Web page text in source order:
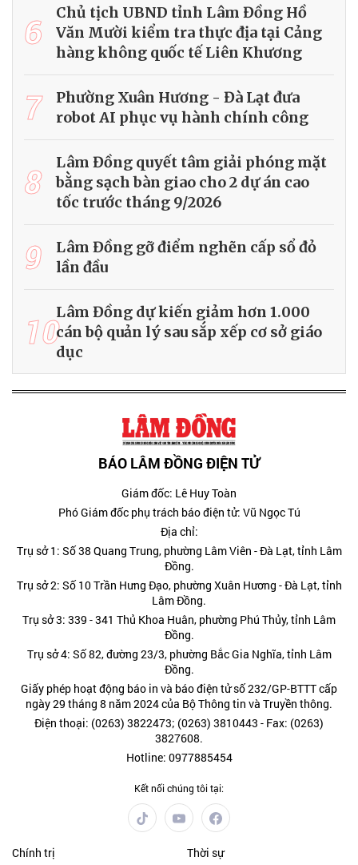
6
Chủ tịch UBND tỉnh Lâm Đồng Hồ
Văn Mười kiểm tra thực địa tại Cảng
hàng không quốc tế Liên Khương
7
Phường Xuân Hương - Đà Lạt đưa
robot AI phục vụ hành chính công
8
Lâm Đồng quyết tâm giải phóng mặt
bằng sạch bàn giao cho 2 dự án cao
tốc trước tháng 9/2026
9
Lâm Đồng gỡ điểm nghẽn cấp sổ đỏ
lần đầu
10Lâm Đồng dự kiến giảm hơn 1.000
cán bộ quản lý sau sắp xếp cơ sở giáo
dục
BÁO LÂM ĐỒNG ĐIỆN TỬ
Giám đốc: Lê Huy Toàn
Phó Giám đốc phụ trách báo điện tử: Vũ Ngọc Tú
Địa chỉ:
Trụ sở 1: Số 38 Quang Trung, phường Lâm Viên - Đà Lạt, tỉnh Lâm
Đồng.
Trụ sở 2: Số 10 Trần Hưng Đạo, phường Xuân Hương - Đà Lạt, tỉnh
Lâm Đồng.
Trụ sở 3: 339 - 341 Thủ Khoa Huân, phường Phú Thủy, tỉnh Lâm
Đồng.
Trụ sở 4: Số 82, đường 23/3, phường Bắc Gia Nghĩa, tỉnh Lâm
Đồng.
Giấy phép hoạt động báo in và báo điện tử số 232/GP-BTTT cấp
ngày 29 tháng 8 năm 2024 của Bộ Thông tin và Truyền thông.
Điện thoại: (0263) 3822473; (0263) 3810443 - Fax: (0263)
3827608.
Hotline: 0977885454
Kết nối chúng tôi tại:
Chính trị Thời sự